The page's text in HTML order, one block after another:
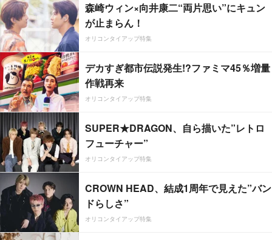
森崎ウィン×向井康二“両片思い”にキュン
が止まらん！
オリコンタイアップ特集
デカすぎ都市伝説発生!?ファミマ45％増量
作戦再来
オリコンタイアップ特集
SUPER★DRAGON、自ら描いた”レトロ
フューチャー”
オリコンタイアップ特集
CROWN HEAD、結成1周年で見えた”バン
ドらしさ”
オリコンタイアップ特集